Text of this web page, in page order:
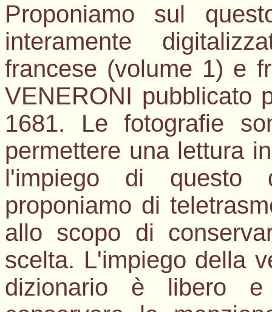
Proponiamo sul
interamente
francese (volume 1) e
VENERONI pubblicato
1681. Le fotografie
permettere una lettura
l'impiego di questo
proponiamo di
allo scopo di
scelta. L'impiego della
dizionario è libero